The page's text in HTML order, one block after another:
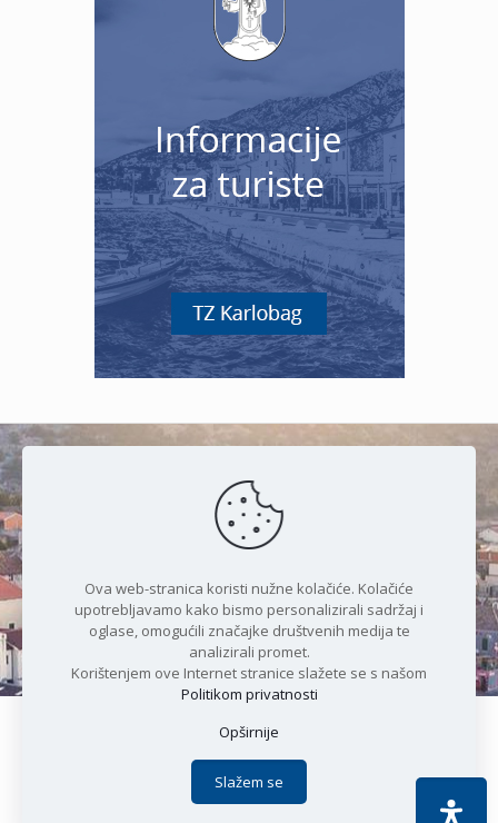
Čudesan spoj kristalnog mora i
prirode
Copyright © 2021 Općina Karlobag | Sva prava pridržana |
Politika privatnosti
Apoc IT
Ova web-stranica koristi nužne kolačiće. Kolačiće
upotrebljavamo kako bismo personalizirali sadržaj i
oglase, omogućili značajke društvenih medija te
analizirali promet.
Korištenjem ove Internet stranice slažete se s našom
Politikom privatnosti
Opširnije
Slažem se